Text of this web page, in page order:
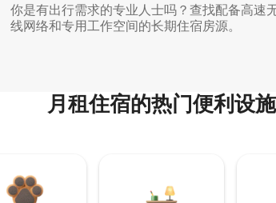
你是有出行需求的专业人士吗？查找配备高速
线网络和专用工作空间的长期住宿房源。
月租住宿的热门便利设施